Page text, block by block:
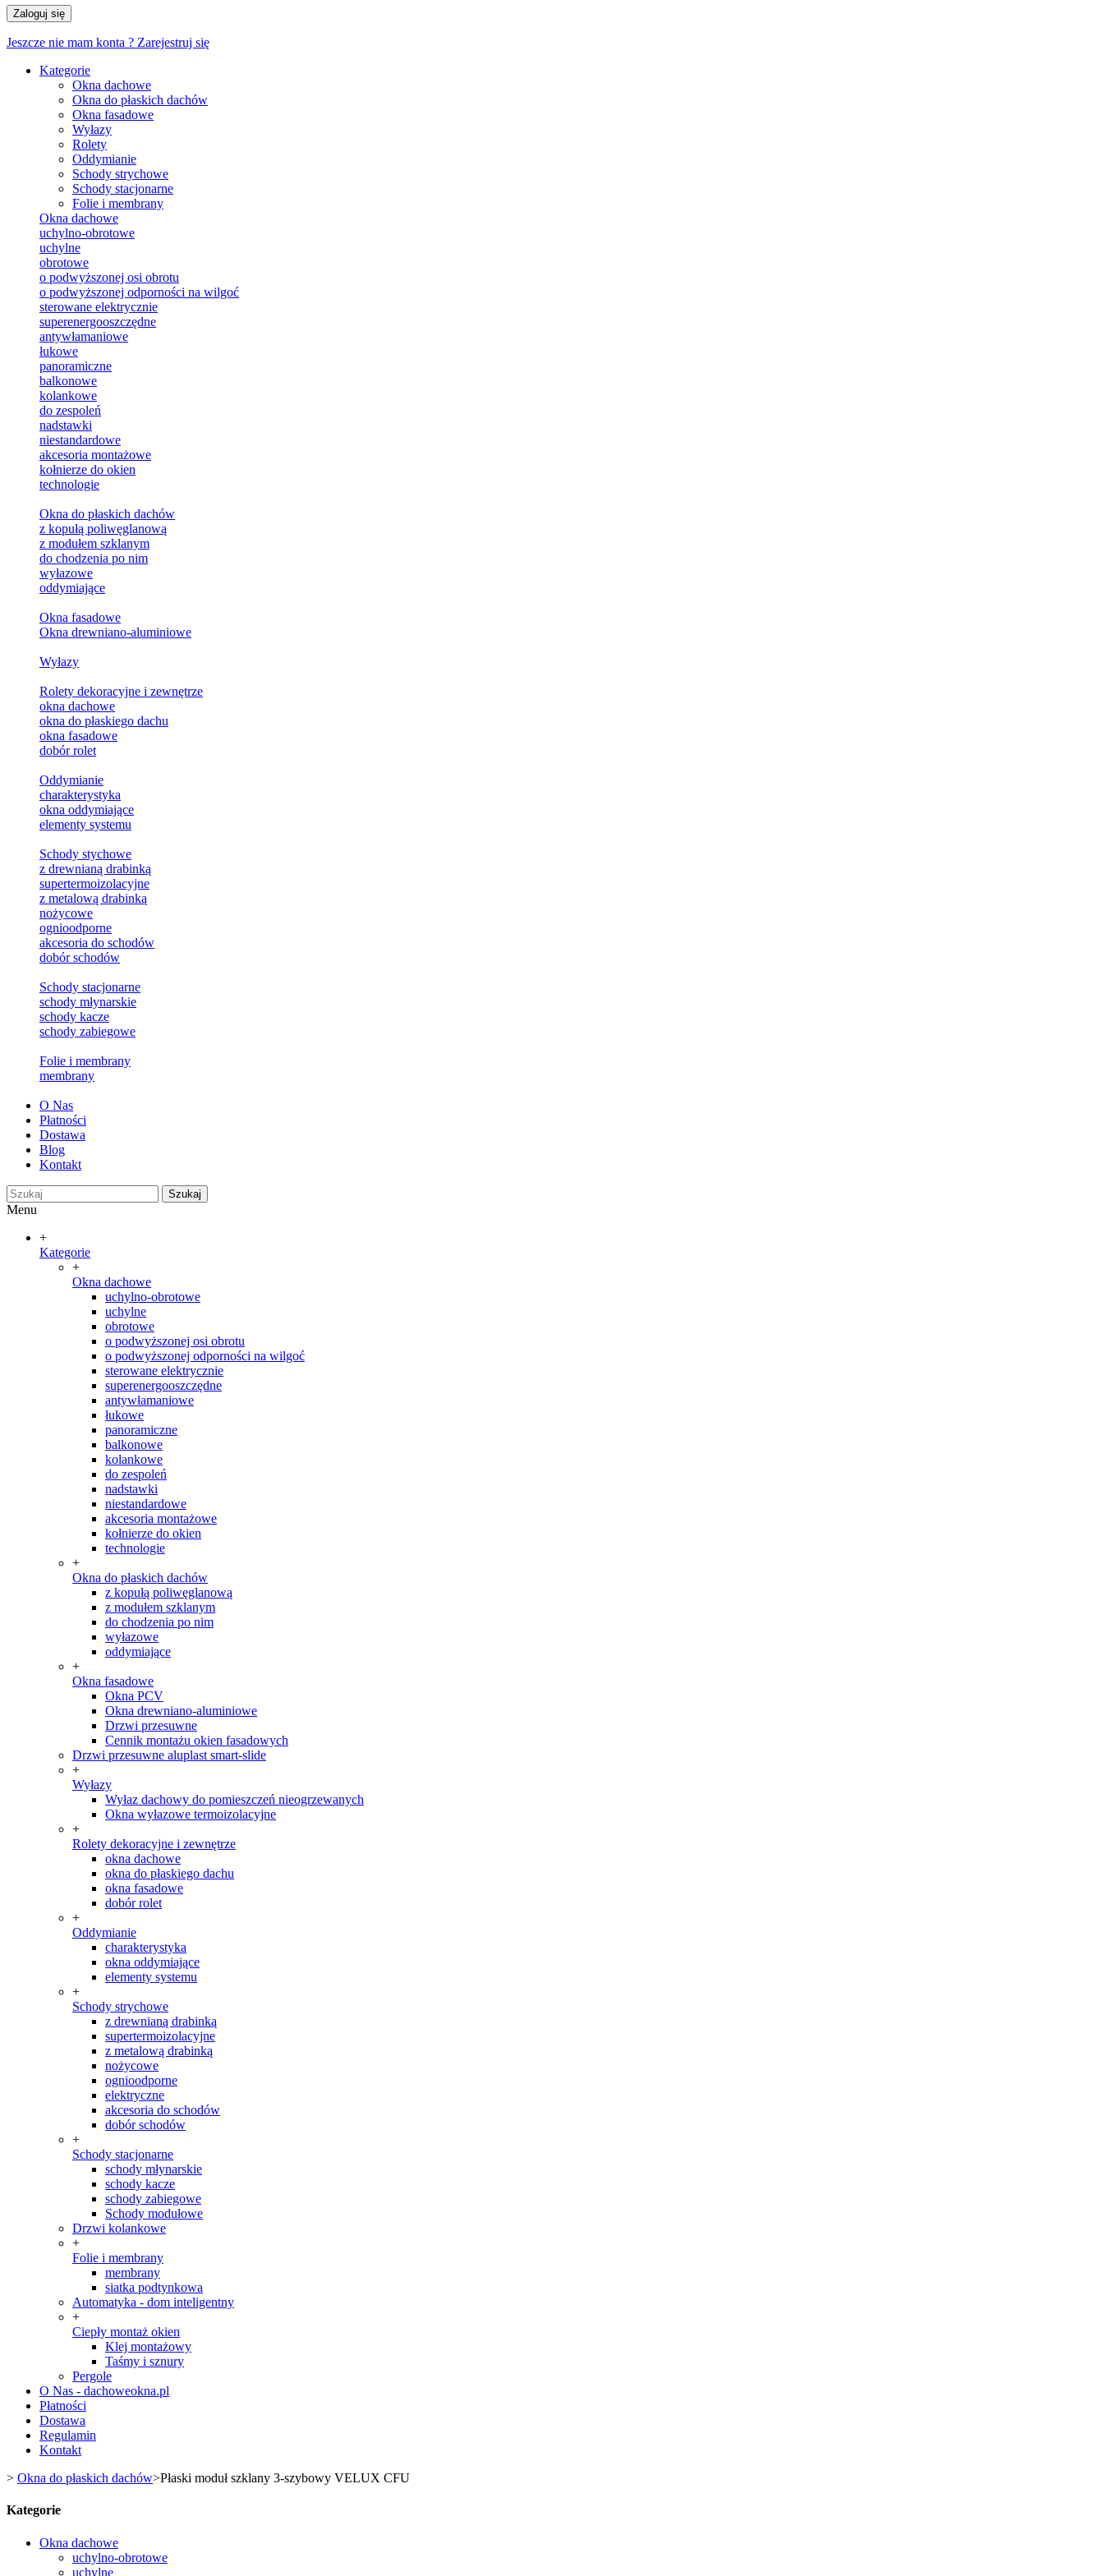
Zaloguj się
Jeszcze nie mam konta ? Zarejestruj się
Kategorie
Okna dachowe
Okna do płaskich dachów
Okna fasadowe
Wyłazy
Rolety
Oddymianie
Schody strychowe
Schody stacjonarne
Folie i membrany
Okna dachowe
uchylno-obrotowe
uchylne
obrotowe
o podwyższonej osi obrotu
o podwyższonej odporności na wilgoć
sterowane elektrycznie
superenergooszczędne
antywłamaniowe
łukowe
panoramiczne
balkonowe
kolankowe
do zespoleń
nadstawki
niestandardowe
akcesoria montażowe
kołnierze do okien
technologie
Okna do płaskich dachów
z kopułą poliwęglanową
z modułem szklanym
do chodzenia po nim
wyłazowe
oddymiające
Okna fasadowe
Okna drewniano-aluminiowe
Wyłazy
Rolety dekoracyjne i zewnętrze
okna dachowe
okna do płaskiego dachu
okna fasadowe
dobór rolet
Oddymianie
charakterystyka
okna oddymiające
elementy systemu
Schody stychowe
z drewnianą drabinką
supertermoizolacyjne
z metalową drabinką
nożycowe
ognioodporne
akcesoria do schodów
dobór schodów
Schody stacjonarne
schody młynarskie
schody kacze
schody zabiegowe
Folie i membrany
membrany
O Nas
Płatności
Dostawa
Blog
Kontakt
Szukaj
Menu
+
Kategorie
+
Okna dachowe
uchylno-obrotowe
uchylne
obrotowe
o podwyższonej osi obrotu
o podwyższonej odporności na wilgoć
sterowane elektrycznie
superenergooszczędne
antywłamaniowe
łukowe
panoramiczne
balkonowe
kolankowe
do zespoleń
nadstawki
niestandardowe
akcesoria montażowe
kołnierze do okien
technologie
+
Okna do płaskich dachów
z kopułą poliwęglanową
z modułem szklanym
do chodzenia po nim
wyłazowe
oddymiające
+
Okna fasadowe
Okna PCV
Okna drewniano-aluminiowe
Drzwi przesuwne
Cennik montażu okien fasadowych
Drzwi przesuwne aluplast smart-slide
+
Wyłazy
Wyłaz dachowy do pomieszczeń nieogrzewanych
Okna wyłazowe termoizolacyjne
+
Rolety dekoracyjne i zewnętrze
okna dachowe
okna do płaskiego dachu
okna fasadowe
dobór rolet
+
Oddymianie
charakterystyka
okna oddymiające
elementy systemu
+
Schody strychowe
z drewnianą drabinką
supertermoizolacyjne
z metalową drabinką
nożycowe
ognioodporne
elektryczne
akcesoria do schodów
dobór schodów
+
Schody stacjonarne
schody młynarskie
schody kacze
schody zabiegowe
Schody modułowe
Drzwi kolankowe
+
Folie i membrany
membrany
siatka podtynkowa
Automatyka - dom inteligentny
+
Ciepły montaż okien
Klej montażowy
Taśmy i sznury
Pergole
O Nas - dachoweokna.pl
Płatności
Dostawa
Regulamin
Kontakt
> Okna do płaskich dachów>Płaski moduł szklany 3-szybowy VELUX CFU
Kategorie
Okna dachowe
uchylno-obrotowe
uchylne